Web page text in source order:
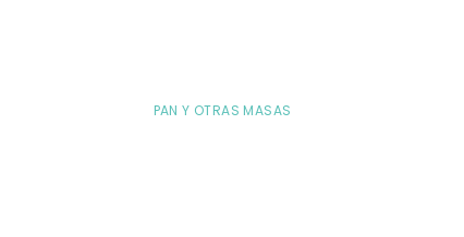
PAN Y OTRAS MASAS